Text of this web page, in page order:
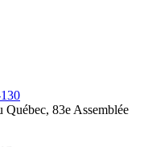
Québec, 83e Assemblée